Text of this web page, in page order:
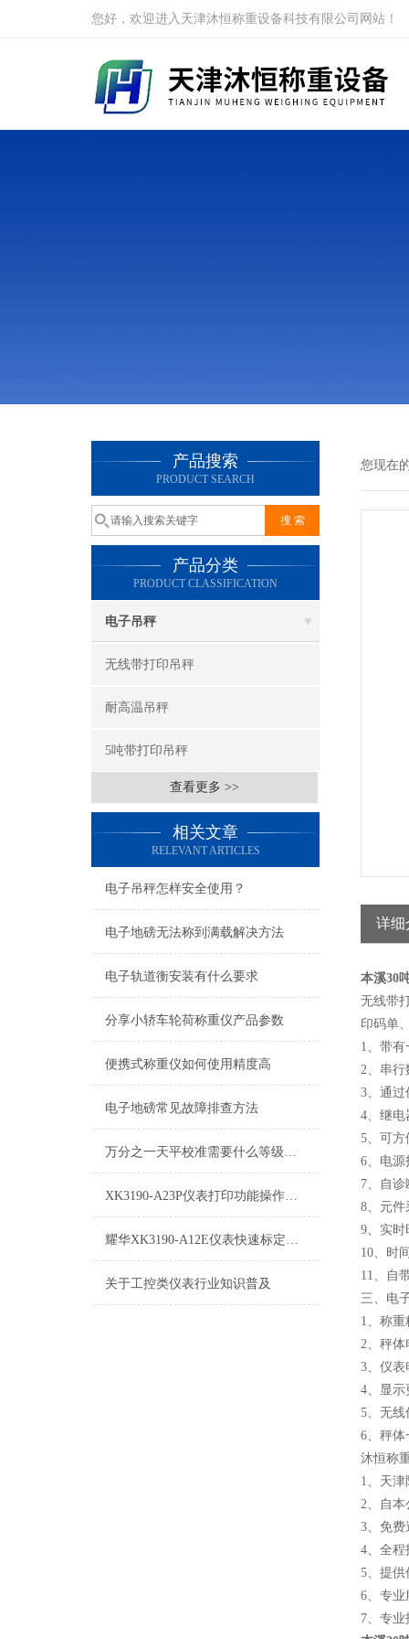
您好，欢迎进入天津沐恒称重设备科技有限公司网站！
产品搜索
PRODUCT SEARCH
产品分类
PRODUCT CLASSIFICATION
电子吊秤
无线带打印吊秤
耐高温吊秤
5吨带打印吊秤
查看更多 >>
相关文章
RELEVANT ARTICLES
电子吊秤怎样安全使用？
电子地磅无法称到满载解决方法
电子轨道衡安装有什么要求
分享小轿车轮荷称重仪产品参数
便携式称重仪如何使用精度高
电子地磅常见故障排查方法
万分之一天平校准需要什么等级砝码
XK3190-A23P仪表打印功能操作方法
耀华XK3190-A12E仪表快速标定方法
关于工控类仪表行业知识普及
您现在
详细
本溪30
无线带
印码单
1、带
2、串行
3、通过
4、继电
5、可方
6、电源
7、自
8、元件
9、实时
10、时
11、自
三、电
1、称
2、秤体
3、仪表
4、显示
5、无线
6、秤体
沐恒称
1、天
2、自
3、免
4、全
5、提
6、专
7、专